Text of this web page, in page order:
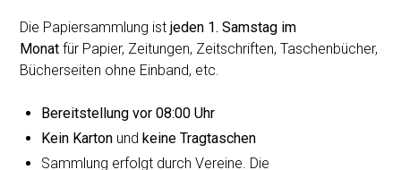
Die Papiersammlung ist jeden 1. Samstag im
Monat für Papier, Zeitungen, Zeitschriften, Taschenbücher,
Bücherseiten ohne Einband, etc.
Bereitstellung vor 08:00 Uhr
Kein Karton undkeine Tragtaschen
Sammlung erfolgt durch Vereine. Die